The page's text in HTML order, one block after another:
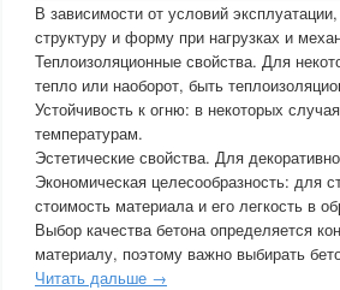
В зависимости от условий
структуру и форму при нагрузках и
Теплоизоляционные свойства. Для
тепло или наоборот, быть
Устойчивость к огню: в некоторых
температурам.
Эстетические свойства. Для
Экономическая целесообразность: для
стоимость материала и его легкость в
Выбор качества бетона определяется
материалу, поэтому важно выбирать
Читать дальше →